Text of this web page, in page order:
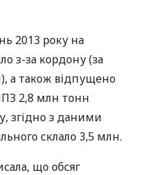
2013 року на
з-за кордону (за
а також відпущено
2,8 млн тонн
згідно з даними
склало 3,5 млн.
що обсяг